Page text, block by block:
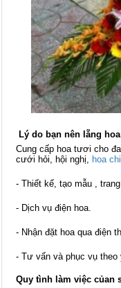
Lý do bạn nên lẵng
Cung cấp hoa tươi cho
cưới hỏi, hội nghị, hoa
- Thiết kế, tạo mẫu ,
- Dịch vụ điện hoa.
- Nhận đặt hoa qua điện
- Tư vấn và phục vụ theo
Quy tình làm việc củan